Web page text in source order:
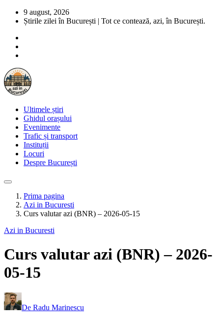
9 august, 2026
Știrile zilei în București | Tot ce contează, azi, în București.
Ultimele știri
Ghidul orașului
Evenimente
Trafic și transport
Instituții
Locuri
Despre București
Prima pagina
Azi in Bucuresti
Curs valutar azi (BNR) – 2026-05-15
Azi in Bucuresti
Curs valutar azi (BNR) – 2026-
05-15
De Radu Marinescu